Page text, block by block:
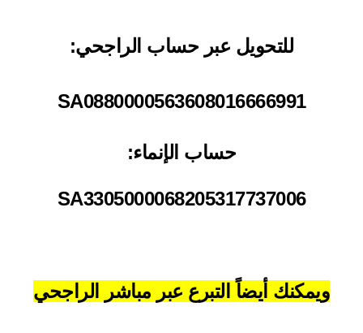
للتحويل عبر حساب الراجحي:
SA0880000563608016666991
حساب الإنماء:
SA3305000068205317737006
ويمكنك أيضاً التبرع عبر مباشر الراجحي